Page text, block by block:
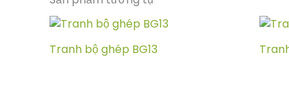
Tranh bộ ghép BG13